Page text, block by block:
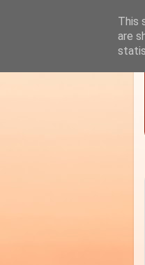
This
are